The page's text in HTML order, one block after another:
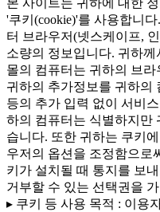
본 사이트는 귀하에 대한
'쿠키(cookie)'를 사용합니
터 브라우저(넷스케이프,
소량의 정보입니다. 귀하
몰의 컴퓨터는 귀하의 브
귀하의 추가정보를 귀하의
등의 추가 입력 없이 서비
하의 컴퓨터는 식별하지만
습니다. 또한 귀하는 쿠키
우저의 옵션을 조정함으로
키가 설치될 때 통지를 보
거부할 수 있는 선택권을
▸ 쿠키 등 사용 목적 : 이용